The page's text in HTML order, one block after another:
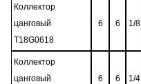
Коллектор
цанговый
T18G0618
6 6 1/8
Коллектор
цанговый
6 6 1/4